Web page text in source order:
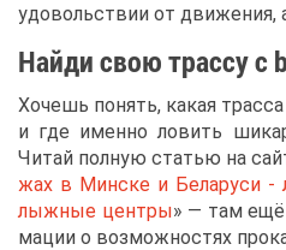
удо­воль­ствии от дви­же­ния,
Най­ди свою трас­су с
Хо­чешь по­нять, ка­кая
и где имен­но ло­вить
Чи­тай пол­ную ста­тью на
жах в Мин­ске и Бе­ла­ру­си
лыж­ные цен­тры» — там
ма­ции о воз­мож­но­стях